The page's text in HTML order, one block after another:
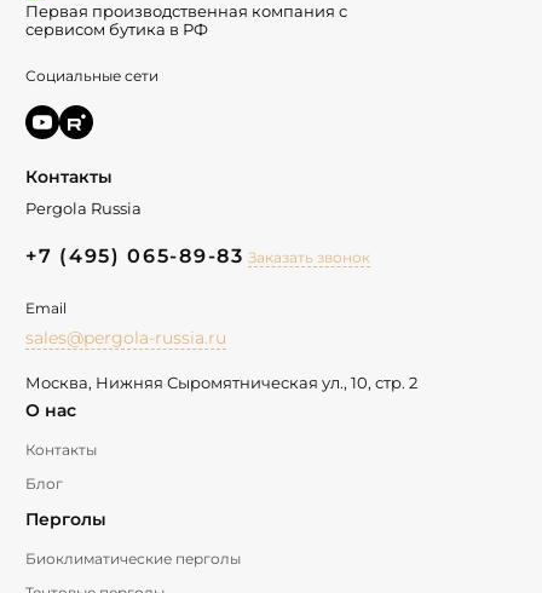
Первая производственная компания с
сервисом бутика в РФ
Социальные сети
О нас
Контакты
Блог
Перголы
Биоклиматические перголы
Контакты
Pergola Russia
+7 (495) 065-89-83 Заказать звонок
Email
sales@pergola-russia.ru
Москва, Нижняя Сыромятническая ул., 10, стр. 2